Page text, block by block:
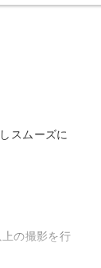
スムーズに
の撮影を行